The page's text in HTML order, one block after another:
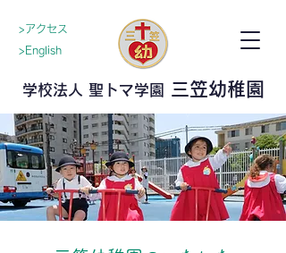
>アクセス
>English
学校法人 聖トマ学園 三笠幼稚園